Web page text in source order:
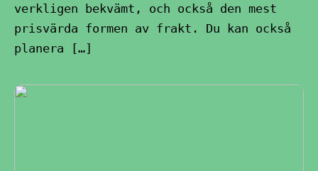
verkligen bekvämt, och också den mest
prisvärda formen av frakt. Du kan också
planera […]